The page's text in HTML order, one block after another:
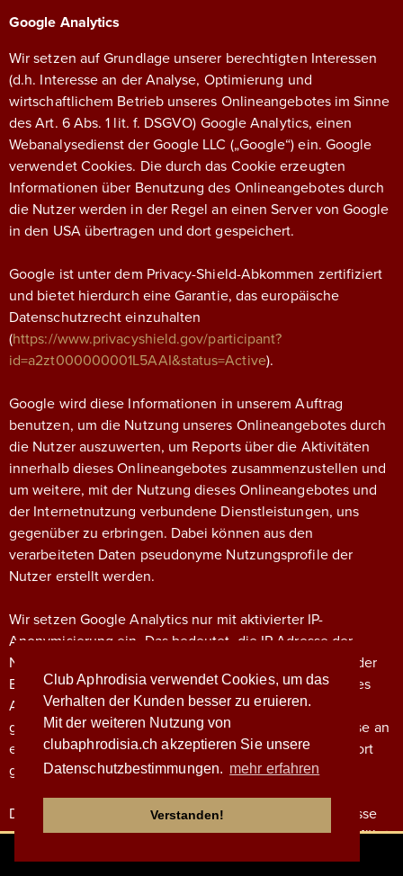
Club Aphrodisia verwendet Cookies, um das
Verhalten der Kunden besser zu eruieren.
Mit der weiteren Nutzung von
clubaphrodisia.ch akzeptieren Sie unsere
Datenschutzbestimmungen. mehr erfahren
Verstanden!
Google Analytics
Wir setzen auf Grundlage unserer berechtigten Interessen
(d.h. Interesse an der Analyse, Optimierung und
wirtschaftlichem Betrieb unseres Onlineangebotes im Sinne
des Art. 6 Abs. 1 lit. f. DSGVO) Google Analytics, einen
Webanalysedienst der Google LLC („Google“) ein. Google
verwendet Cookies. Die durch das Cookie erzeugten
Informationen über Benutzung des Onlineangebotes durch
die Nutzer werden in der Regel an einen Server von Google
in den USA übertragen und dort gespeichert.
Google ist unter dem Privacy-Shield-Abkommen zertifiziert
und bietet hierdurch eine Garantie, das europäische
Datenschutzrecht einzuhalten
(https://www.privacyshield.gov/participant?
id=a2zt000000001L5AAI&status=Active).
Google wird diese Informationen in unserem Auftrag
benutzen, um die Nutzung unseres Onlineangebotes durch
die Nutzer auszuwerten, um Reports über die Aktivitäten
innerhalb dieses Onlineangebotes zusammenzustellen und
um weitere, mit der Nutzung dieses Onlineangebotes und
der Internetnutzung verbundene Dienstleistungen, uns
gegenüber zu erbringen. Dabei können aus den
verarbeiteten Daten pseudonyme Nutzungsprofile der
Nutzer erstellt werden.
Wir setzen Google Analytics nur mit aktivierter IP-
Anonymisierung ein. Das bedeutet, die IP-Adresse der
Nutzer wird von Google innerhalb von Mitgliedstaaten der
Europäischen Union oder in anderen Vertragsstaaten des
Abkommens über den Europäischen Wirtschaftsraum
gekürzt. Nur in Ausnahmefällen wird die volle IP-Adresse an
einen Server von Google in den USA übertragen und dort
gekürzt.
Die von dem Browser des Nutzers übermittelte IP-Adresse
wird nicht mit anderen Daten von Google zusammengeführt.
Die Nutzer können die Speicherung der Cookies durch eine